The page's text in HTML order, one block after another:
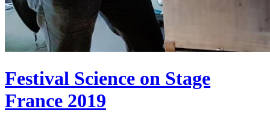
Festival Science on Stage
France 2019